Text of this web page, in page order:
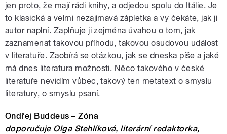
jen proto, že mají rádi knihy, a odjedou spolu do Itálie. Je
to klasická a velmi nezajímavá zápletka a vy čekáte, jak ji
autor naplní. Zaplňuje ji zejména úvahou o tom, jak
zaznamenat takovou příhodu, takovou osudovou událost
v literatuře. Zaobírá se otázkou, jak se dneska píše a jaké
má dnes literatura možnosti. Něco takového v české
literatuře nevidím vůbec, takový ten metatext o smyslu
literatury, o smyslu psaní.
Ondřej Buddeus – Zóna
doporučuje Olga Stehlíková, literární redaktorka,